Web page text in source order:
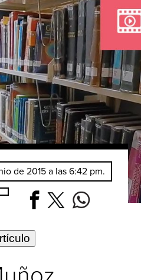
de 2015 a las 6:42 pm.